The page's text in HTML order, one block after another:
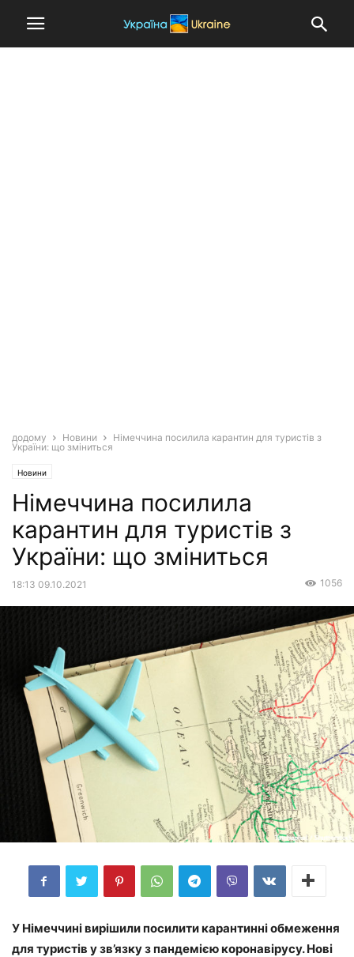
додому Новини
Німеччина посилила карантин для туристів з
України: що зміниться
Новини
Німеччина посилила
карантин для туристів з
України: що зміниться
18:13 09.10.2021 1056
У Німеччині вирішили посилити карантинні обмеження
для туристів у зв’язку з пандемією коронавірусу. Нові